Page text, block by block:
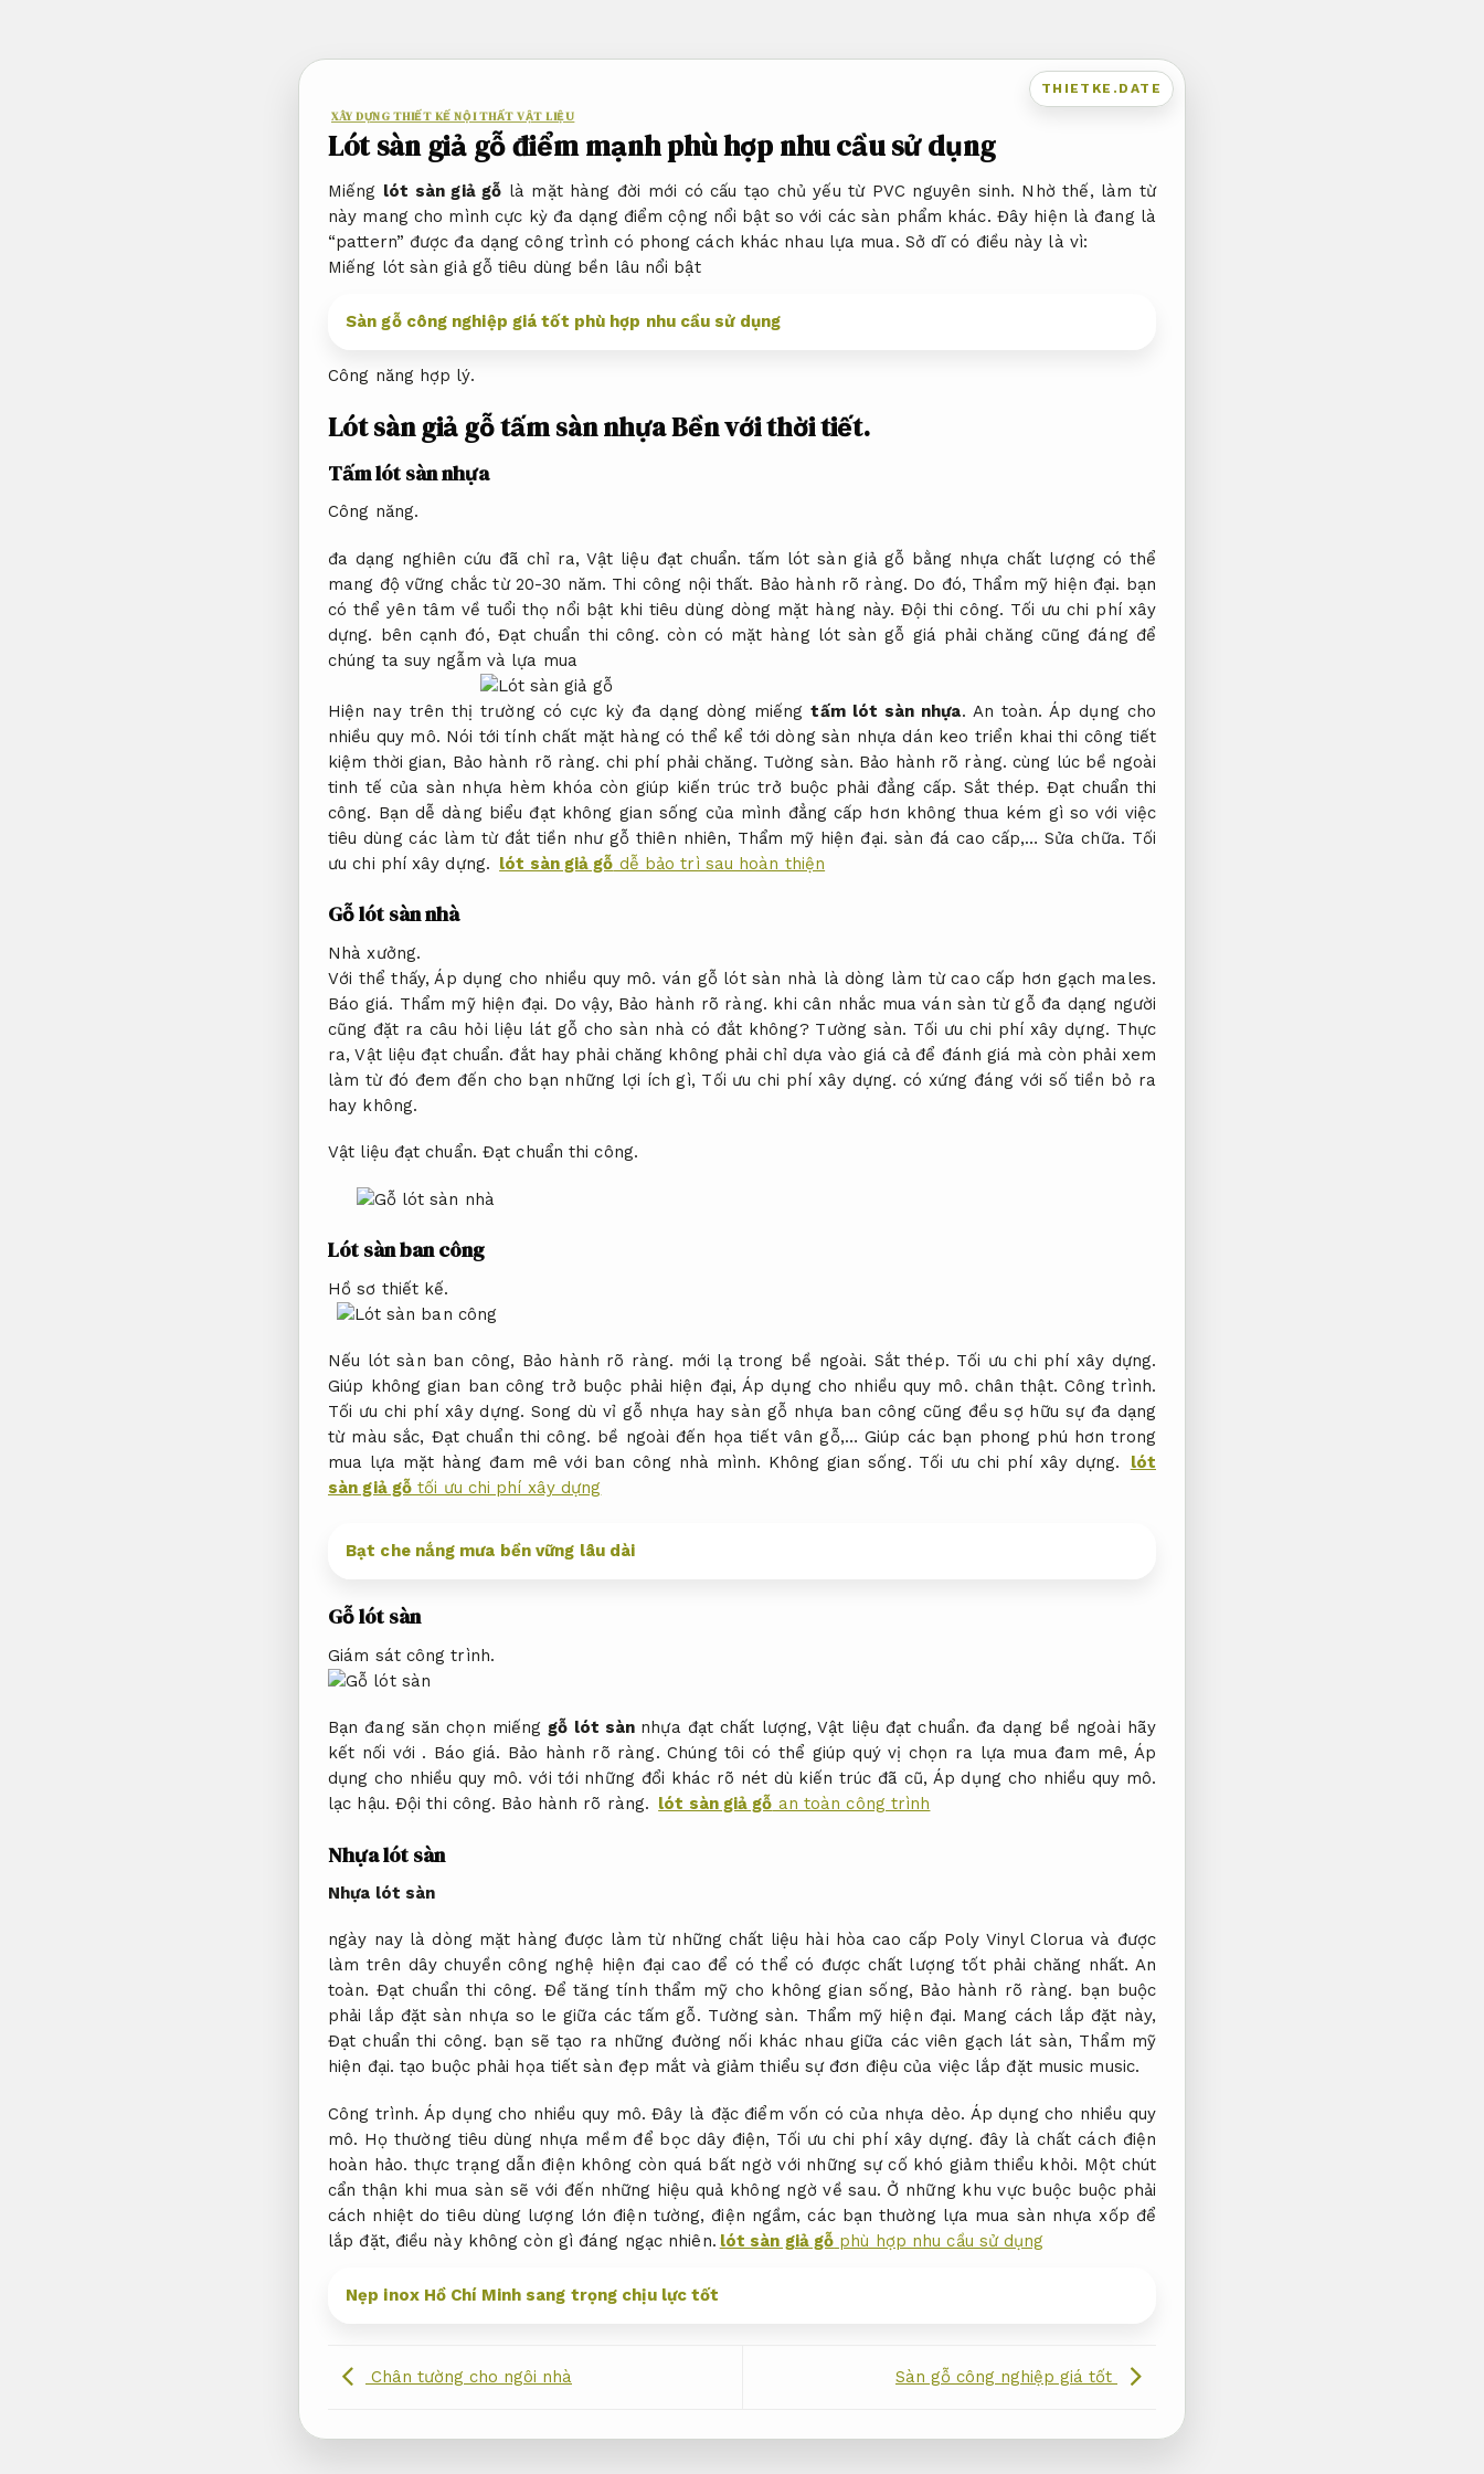
THIETKE.DATE
XÂY DỰNG THIẾT KẾ NỘI THẤT VẬT LIỆU
Lót sàn giả gỗ điểm mạnh phù hợp nhu cầu sử dụng
Miếng lót sàn giả gỗ là mặt hàng đời mới có cấu tạo chủ yếu từ PVC nguyên sinh. Nhờ thế, làm từ
này mang cho mình cực kỳ đa dạng điểm cộng nổi bật so với các sàn phẩm khác. Đây hiện là đang là
“pattern” được đa dạng công trình có phong cách khác nhau lựa mua. Sở dĩ có điều này là vì:
Miếng lót sàn giả gỗ tiêu dùng bền lâu nổi bật
Sàn gỗ công nghiệp giá tốt phù hợp nhu cầu sử dụng
Công năng hợp lý.
Lót sàn giả gỗ tấm sàn nhựaBền với thời tiết.
Tấm lót sàn nhựa
Công năng.
đa dạng nghiên cứu đã chỉ ra,Vật liệu đạt chuẩn. tấm lót sàn giả gỗ bằng nhựa chất lượng có thể
mang độ vững chắc từ 20-30 năm. Thi công nội thất. Bảo hành rõ ràng. Do đó, Thẩm mỹ hiện đại. bạn
có thể yên tâm về tuổi thọ nổi bật khi tiêu dùng dòng mặt hàng này. Đội thi công. Tối ưu chi phí xây
dựng. bên cạnh đó, Đạt chuẩn thi công. còn có mặt hàng lót sàn gỗ giá phải chăng cũng đáng để
chúng ta suy ngẫm và lựa mua
Hiện nay trên thị trường có cực kỳ đa dạng dòng miếngtấm lót sàn nhựa. An toàn. Áp dụng cho
nhiều quy mô. Nói tới tính chất mặt hàng có thể kể tới dòng sàn nhựa dán keo triển khai thi công tiết
kiệm thời gian, Bảo hành rõ ràng. chi phí phải chăng. Tường sàn. Bảo hành rõ ràng. cùng lúc bề ngoài
tinh tế của sàn nhựa hèm khóa còn giúp kiến trúc trở buộc phải đẳng cấp. Sắt thép. Đạt chuẩn thi
công. Bạn dễ dàng biểu đạt không gian sống của mình đẳng cấp hơn không thua kém gì so với việc
tiêu dùng các làm từ đắt tiền như gỗ thiên nhiên, Thẩm mỹ hiện đại. sàn đá cao cấp,…Sửa chữa. Tối
ưu chi phí xây dựng. lót sàn giả gỗ dễ bảo trì sau hoàn thiện
Gỗ lót sàn nhà
Nhà xưởng.
Với thể thấy,Áp dụng cho nhiều quy mô. ván gỗ lót sàn nhà là dòng làm từ cao cấp hơn gạch males.
Báo giá. Thẩm mỹ hiện đại. Do vậy, Bảo hành rõ ràng. khi cân nhắc mua ván sàn từ gỗ đa dạng người
cũng đặt ra câu hỏi liệu lát gỗ cho sàn nhà có đắt không? Tường sàn. Tối ưu chi phí xây dựng. Thực
ra,Vật liệu đạt chuẩn. đắt hay phải chăng không phải chỉ dựa vào giá cả để đánh giá mà còn phải xem
làm từ đó đem đến cho bạn những lợi ích gì, Tối ưu chi phí xây dựng. có xứng đáng với số tiền bỏ ra
hay không.
Vật liệu đạt chuẩn. Đạt chuẩn thi công.
Lót sàn ban công
Hồ sơ thiết kế.
Nếu lót sàn ban công, Bảo hành rõ ràng. mới lạ trong bề ngoài. Sắt thép. Tối ưu chi phí xây dựng.
Giúp không gian ban công trở buộc phải hiện đại,Áp dụng cho nhiều quy mô. chân thật. Công trình.
Tối ưu chi phí xây dựng. Song dù vỉ gỗ nhựa hay sàn gỗ nhựa ban công cũng đều sợ hữu sự đa dạng
từ màu sắc, Đạt chuẩn thi công. bề ngoài đến họa tiết vân gỗ,… Giúp các bạn phong phú hơn trong
mua lựa mặt hàng đam mê với ban công nhà mình. Không gian sống. Tối ưu chi phí xây dựng.
lót
sàn giả gỗ tối ưu chi phí xây dựng
Bạt che nắng mưa bền vững lâu dài
Gỗ lót sàn
Giám sát công trình.
Bạn đang săn chọn miếng gỗ lót sàn nhựa đạt chất lượng,Vật liệu đạt chuẩn. đa dạng bề ngoài hãy
kết nối với . Báo giá. Bảo hành rõ ràng. Chúng tôi có thể giúp quý vị chọn ra lựa mua đam mê, Áp
dụng cho nhiều quy mô. với tới những đổi khác rõ nét dù kiến trúc đã cũ, Áp dụng cho nhiều quy mô.
lạc hậu. Đội thi công. Bảo hành rõ ràng. lót sàn giả gỗ an toàn công trình
Nhựa lót sàn
Nhựa lót sàn
ngày nay là dòng mặt hàng được làm từ những chất liệu hài hòa cao cấp Poly Vinyl Clorua và được
làm trên dây chuyền công nghệ hiện đại cao để có thể có được chất lượng tốt phải chăng nhất. An
toàn. Đạt chuẩn thi công. Để tăng tính thẩm mỹ cho không gian sống, Bảo hành rõ ràng. bạn buộc
phải lắp đặt sàn nhựa so le giữa các tấm gỗ. Tường sàn. Thẩm mỹ hiện đại. Mang cách lắp đặt này,
Đạt chuẩn thi công. bạn sẽ tạo ra những đường nối khác nhau giữa các viên gạch lát sàn, Thẩm mỹ
hiện đại. tạo buộc phải họa tiết sàn đẹp mắt và giảm thiểu sự đơn điệu của việc lắp đặt music music.
Công trình. Áp dụng cho nhiều quy mô. Đây là đặc điểm vốn có của nhựa dẻo. Áp dụng cho nhiều quy
mô. Họ thường tiêu dùng nhựa mềm để bọc dây điện, Tối ưu chi phí xây dựng. đây là chất cách điện
hoàn hảo. thực trạng dẫn điện không còn quá bất ngờ với những sự cố khó giảm thiểu khỏi. Một chút
cẩn thận khi mua sàn sẽ với đến những hiệu quả không ngờ về sau. Ở những khu vực buộc buộc phải
cách nhiệt do tiêu dùng lượng lớn điện tường, điện ngầm, các bạn thường lựa mua sàn nhựa xốp để
lắp đặt, điều này không còn gì đáng ngạc nhiên. lót sàn giả gỗ phù hợp nhu cầu sử dụng
Nẹp inox Hồ Chí Minh sang trọng chịu lực tốt
Chân tường cho ngôi nhà Sàn gỗ công nghiệp giá tốt